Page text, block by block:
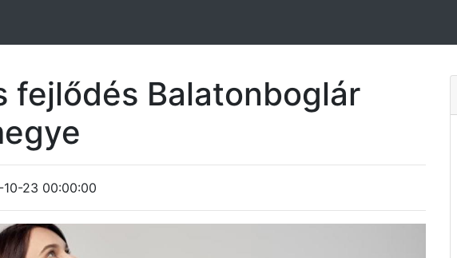
fejlődés Balatonboglár
23 00:00:00